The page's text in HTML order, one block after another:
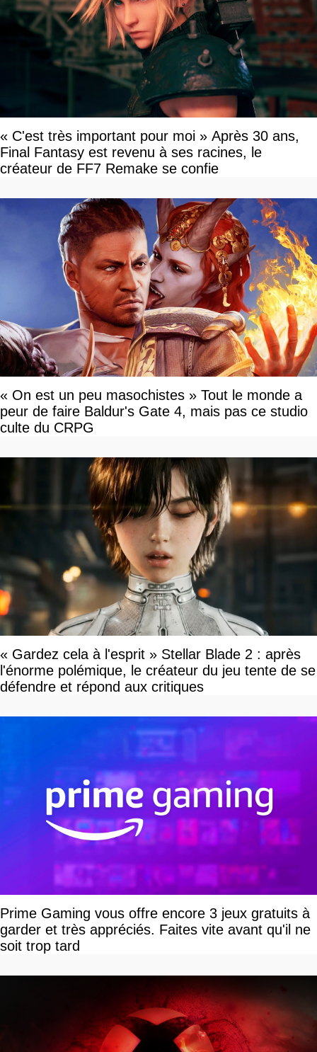
« C'est très important pour moi » Après 30 ans,
Final Fantasy est revenu à ses racines, le
créateur de FF7 Remake se confie
« On est un peu masochistes » Tout le monde a
peur de faire Baldur's Gate 4, mais pas ce studio
culte du CRPG
« Gardez cela à l'esprit » Stellar Blade 2 : après
l'énorme polémique, le créateur du jeu tente de se
défendre et répond aux critiques
Prime Gaming vous offre encore 3 jeux gratuits à
garder et très appréciés. Faites vite avant qu'il ne
soit trop tard